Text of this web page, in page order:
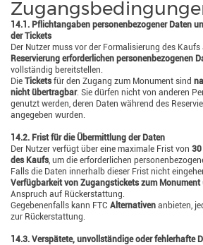
14.1. Pflichtangaben personenbezogener Daten
der Tickets
Der Nutzer muss vor der Formalisierung des Kaufs
Reservierung erforderlichen personenbezogenen
vollständig bereitstellen.
Die Ticketsfür den Zugang zum Monument sind
nicht übertragbar. Sie dürfen nicht von anderen
genutzt werden, deren Daten während des
angegeben wurden.
14.2. Frist für die Übermittlung der Daten
Der Nutzer verfügt über eine maximale Frist von 30
des Kaufs, um die erforderlichen
Falls die Daten innerhalb dieser Frist nicht
Verfügbarkeit von Zugangstickets zum Monument
Anspruch auf Rückerstattung.
Gegebenenfalls kann FTC Alternativen anbieten,
zur Rückerstattung.
14.3. Verspätete, unvollständige oder fehlerhafte